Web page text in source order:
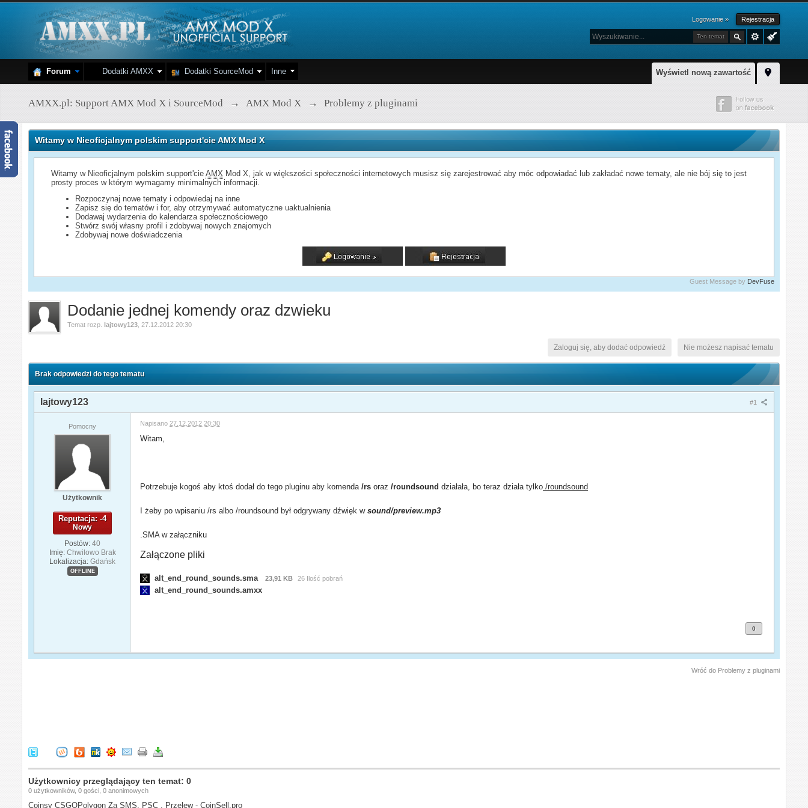
Logowanie » Rejestracja
Ten temat
Wyświetl nową zawartość
Forum Dodatki AMXX Dodatki SourceMod Inne
AMXX.pl: Support AMX Mod X i SourceMod → AMX Mod X → Problemy z pluginami
Witamy w Nieoficjalnym polskim support'cie AMX Mod X
Witamy w Nieoficjalnym polskim support'cieAMX Mod X, jak w większości społeczności internetowych musisz się zarejestrować aby móc odpowiadać lub zakładać nowe tematy, ale nie bój się to jest
prosty proces w którym wymagamy minimalnych informacji.
Rozpoczynaj nowe tematy i odpowiedaj na inne
Zapisz się do tematów i for, aby otrzymywać automatyczne uaktualnienia
Dodawaj wydarzenia do kalendarza społecznościowego
Stwórz swój własny profil i zdobywaj nowych znajomych
Zdobywaj nowe doświadczenia
Guest Message by DevFuse
Dodanie jednej komendy oraz dzwieku
Temat rozp. lajtowy123 27.12.2012 20:30
Nie możesz napisać tematu
Zaloguj się, aby dodać odpowiedź
Brak odpowiedzi do tego tematu
#1
lajtowy123
Pomocny
Użytkownik
Reputacja: -4
Nowy
Postów: 40
Imię: Chwilowo Brak
Lokalizacja: Gdańsk
OFFLINE
Napisano 27.12.2012 20:30
Witam,
Potrzebuje kogoś aby ktoś dodał do tego pluginu aby komenda/rs oraz /roundsound działała, bo teraz działa tylko /roundsound
I żeby po wpisaniu /rs albo /roundsound był odgrywany dźwięk wsound/preview.mp3
.SMA w załączniku
Załączone pliki
alt_end_round_sounds.sma 23,91 KB 26 Ilość pobrań
alt_end_round_sounds.amxx
0
Wróć do Problemy z pluginami
Użytkownicy przeglądający ten temat: 0
0 użytkowników, 0 gości, 0 anonimowych
Coinsy CSGOPolygon Za SMS, PSC , Przelew - CoinSell.pro